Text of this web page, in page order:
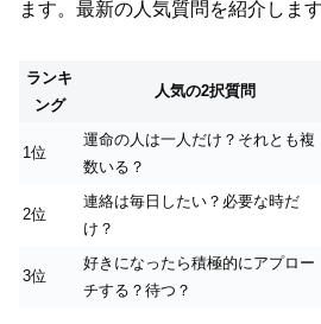
ます。最新の人気質問を紹介します
ランキ
ング
人気の2択質問
1位
運命の人は一人だけ？それとも複
数いる？
2位
連絡は毎日したい？必要な時だ
け？
3位
好きになったら積極的にアプロー
チする？待つ？